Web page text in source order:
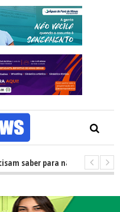
para não ter problemas nas